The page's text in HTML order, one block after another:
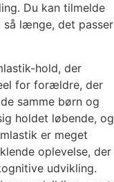
Du kan tilmelde
længe, det passer